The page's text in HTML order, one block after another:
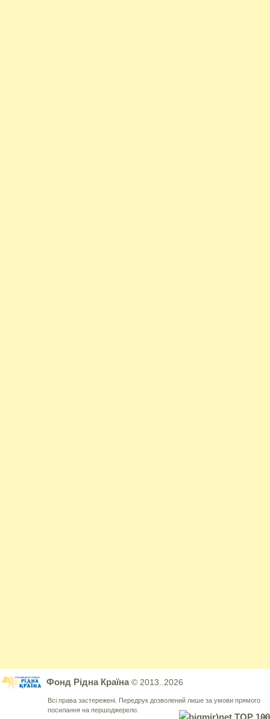
Фонд Рідна Країна© 2013..2026
Всі права застережені. Передрук дозволений лише за умови прямого
посилання на першоджерело.